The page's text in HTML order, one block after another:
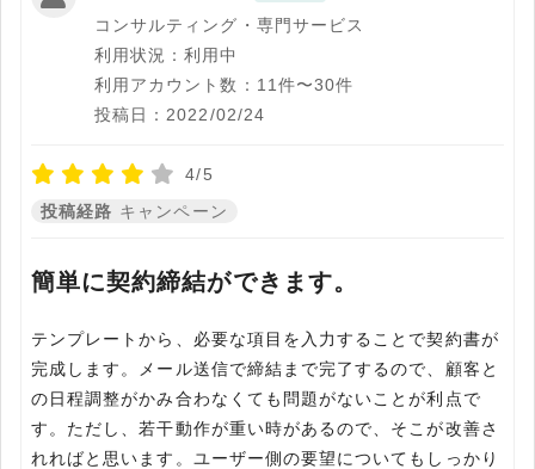
コンサルティング・専門サービス
利用状況：利用中
利用アカウント数：11件〜30件
投稿日：2022/02/24
4/5
投稿経路 キャンペーン
簡単に契約締結ができます。
テンプレートから、必要な項目を入力することで契約書が
完成します。メール送信で締結まで完了するので、顧客と
の日程調整がかみ合わなくても問題がないことが利点で
す。ただし、若干動作が重い時があるので、そこが改善さ
れればと思います。ユーザー側の要望についてもしっかり